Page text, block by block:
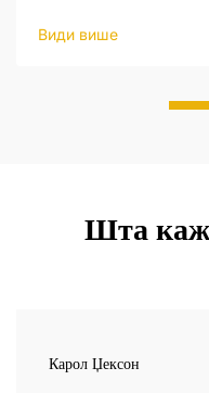
дизајнирани да
Види више
Шта
Карол Џексон